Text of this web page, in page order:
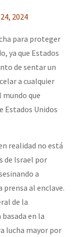
2024
para proteger
ya que Estados
de sentar un
a cualquier
que
Estados Unidos
realidad no está
de Israel por
a
al enclave.
de la
en la
lucha mayor por